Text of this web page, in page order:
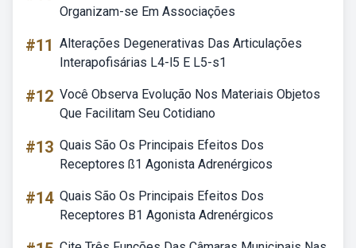
Organizam-se Em Associações
#11 Alterações Degenerativas Das Articulações
Interapofisárias L4-l5 E L5-s1
#12 Você Observa Evolução Nos Materiais Objetos
Que Facilitam Seu Cotidiano
#13 Quais São Os Principais Efeitos Dos
Receptores ß1 Agonista Adrenérgicos
#14 Quais São Os Principais Efeitos Dos
Receptores B1 Agonista Adrenérgicos